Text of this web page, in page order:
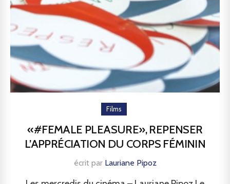
Films
«#FEMALE PLEASURE», REPENSER
L’APPRÉCIATION DU CORPS FÉMININ
écrit par Lauriane Pipoz